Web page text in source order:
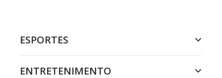
ESPORTES
ENTRETENIMENTO